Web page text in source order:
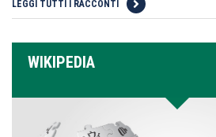
LEGGI TUTTI I RACCONTI
WIKIPEDIA